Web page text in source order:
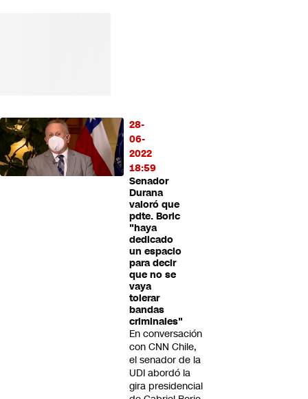
28-
06-
2022
18:59
Senador
Durana
valoró que
pdte. Boric
"haya
dedicado
un espacio
para decir
que no se
vaya
tolerar
bandas
criminales"
En conversación
con CNN Chile,
el senador de la
UDI abordó la
gira presidencial